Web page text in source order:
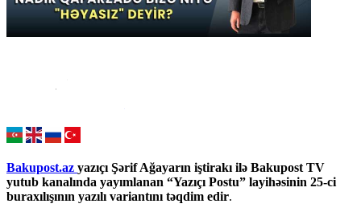
Bakupost.az yazıçı Şərif Ağayarın iştirakı ilə Bakupost TV
yutub kanalında yayımlanan “Yazıçı Postu” layihəsinin 25-ci
buraxılışının yazılı variantını təqdim edir.